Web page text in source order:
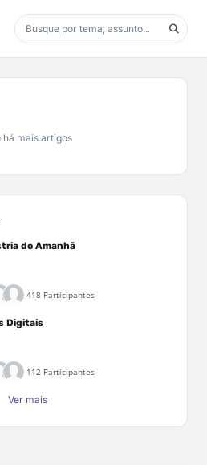
há mais artigos
do Amanhã
418 Participantes
Digitais
112 Participantes
Ver mais